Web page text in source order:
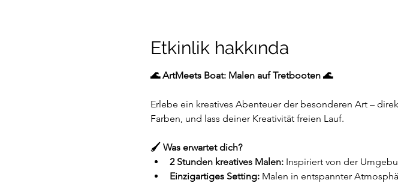
Etkinlik hakkında
🌊 ArtMeets Boat: Malen auf Tretbooten 🌊
Erlebe ein kreatives Abenteuer der besonderen Art –
Farben, und lass deiner Kreativität freien Lauf.
🖌️ Was erwartet dich?
2 Stunden kreatives Malen: Inspiriert von der
Einzigartiges Setting: Malen in entspannter